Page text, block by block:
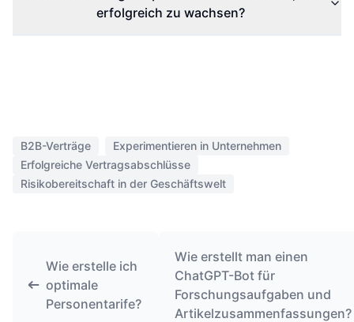
erfolgreich zu wachsen?
B2B-Verträge
Experimentieren in Unternehmen
Erfolgreiche Vertragsabschlüsse
Risikobereitschaft in der Geschäftswelt
Wie erstelle ich
optimale
Personentarife?
Wie erstellt man einen
ChatGPT-Bot für
Forschungsaufgaben und
Artikelzusammenfassungen?